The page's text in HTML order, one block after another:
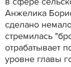
Анжелика
сделано
стремилась
отрабатывает
уровне главы